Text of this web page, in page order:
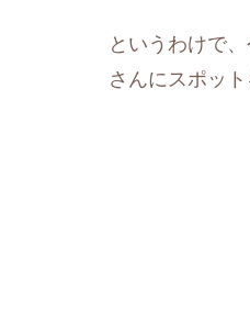
というわけで
さんにスポッ